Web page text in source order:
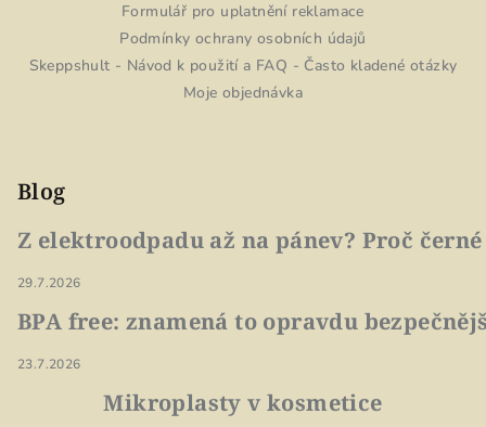
Formulář pro uplatnění reklamace
Podmínky ochrany osobních údajů
Skeppshult - Návod k použití a FAQ - Často kladené otázky
Moje objednávka
Blog
Z elektroodpadu až na pánev? Proč
29.7.2026
BPA free: znamená to opravdu
23.7.2026
Mikroplasty v kosmetice